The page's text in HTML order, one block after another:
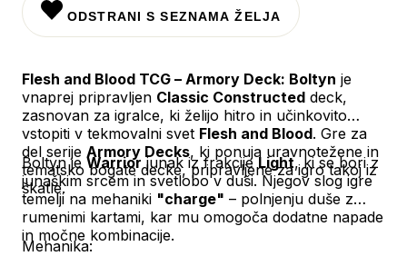
ODSTRANI S SEZNAMA ŽELJA
Flesh and Blood TCG – Armory Deck: Boltyn je
vnaprej pripravljen Classic Constructed deck,
zasnovan za igralce, ki želijo hitro in učinkovito
vstopiti v tekmovalni svet Flesh and Blood. Gre za
del serije Armory Decks, ki ponuja uravnotežene in
tematsko bogate decke, pripravljene za igro takoj iz
škatle.
Boltyn je Warrior junak iz frakcijeLight, ki se bori z
junaškim srcem in svetlobo v duši. Njegov slog igre
temelji na mehaniki "charge" – polnjenju duše z
rumenimi kartami, kar mu omogoča dodatne napade
in močne kombinacije.
Mehanika: